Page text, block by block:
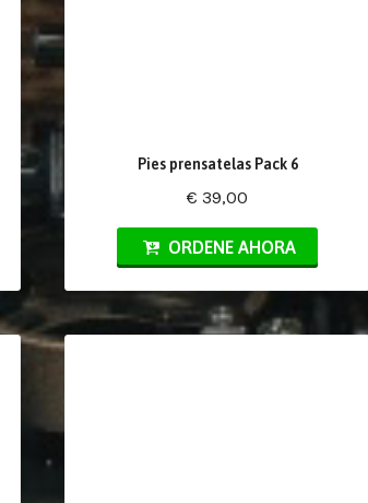
Pies prensatelas Pack 6
€ 39,00
ORDENE AHORA